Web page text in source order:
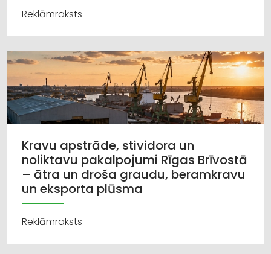
Reklāmraksts
Kravu apstrāde, stividora un
noliktavu pakalpojumi Rīgas Brīvostā
– ātra un droša graudu, beramkravu
un eksporta plūsma
Reklāmraksts